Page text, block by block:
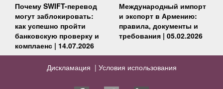
Почему SWIFT-перевод
могут заблокировать:
как успешно пройти
банковскую проверку и
комплаенс | 14.07.2026
Международный импорт
и экспорт в Армению:
правила, документы и
требования | 05.02.2026
Дискламация | Условия использования